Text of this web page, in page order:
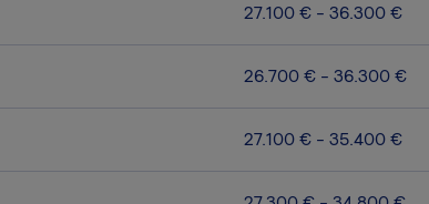
27.100 € - 36.300 €
26.700 € - 36.300 €
27.100 € - 35.400 €